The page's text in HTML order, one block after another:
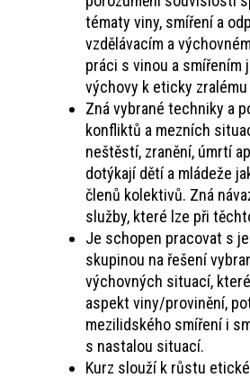
tématy viny, smíření a
vzdělávacím a
práci s vinou a smířením
výchovy k eticky
Zná vybrané techniky a
konfliktů a mezních
neštěstí, zranění, úmrtí
dotýkají dětí a mládeže
členů kolektivů. Zná
služby, které lze při
Je schopen pracovat s
skupinou na řešení
výchovných situací,
aspekt viny/provinění,
mezilidského smíření i
s nastalou situací.
Kurz slouží k růstu